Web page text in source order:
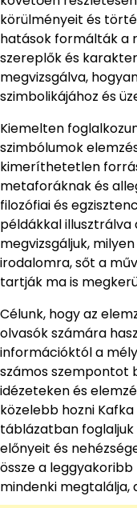
körülményeit és
hatások formálták a
szereplők és
megvizsgálva,
szimbolikájához és
Kiemelten
szimbólumok
kimeríthetetlen
metaforáknak és
filozófiai és
példákkal illusztrálva
megvizsgáljuk,
irodalomra, sőt a
tartják ma is
Célunk, hogy az
olvasók számára
információktól a
számos szempontot
idézeteken és
közelebb hozni
táblázatban
előnyeit és
össze a
mindenki megtalálja,